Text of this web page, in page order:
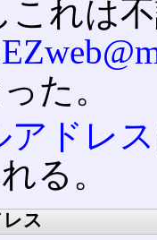
これは
た。
アドレス
る。
ス